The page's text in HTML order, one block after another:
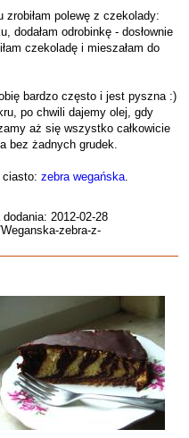
polewę z czekolady:
dodałam odrobinkę - dosłownie
czekoladę i mieszałam do
bardzo często i jest pyszna :)
po chwili dajemy olej, gdy
aż się wszystko całkowicie
bez żadnych grudek.
zebra wegańska.
2012-02-28
zebra-z-